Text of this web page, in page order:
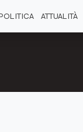
ATTUALITÀ